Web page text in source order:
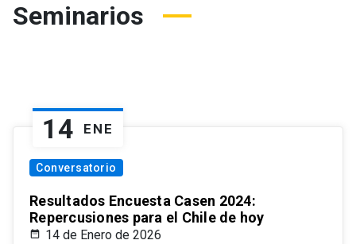
Seminarios
14 ENE
Conversatorio
Resultados Encuesta Casen 2024:
Repercusiones para el Chile de hoy
14 de Enero de 2026